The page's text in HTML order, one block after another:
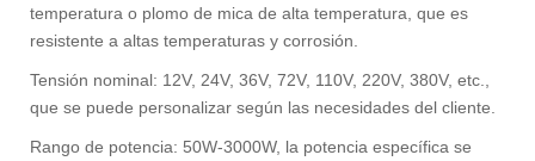
temperatura o plomo de mica de alta temperatura, que es
resistente a altas temperaturas y corrosión.
Tensión nominal: 12V, 24V, 36V, 72V, 110V, 220V, 380V, etc.,
que se puede personalizar según las necesidades del cliente.
Rango de potencia: 50W-3000W, la potencia específica se